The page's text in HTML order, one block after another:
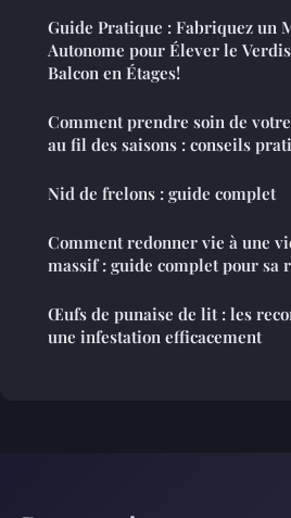
Guide Pratique : Fabriquez un
Autonome pour Élever le
Balcon en Étages!
Comment prendre soin de
au fil des saisons : conseils
Nid de frelons : guide complet
Comment redonner vie à une
massif : guide complet pour sa
Œufs de punaise de lit : les
une infestation efficacement